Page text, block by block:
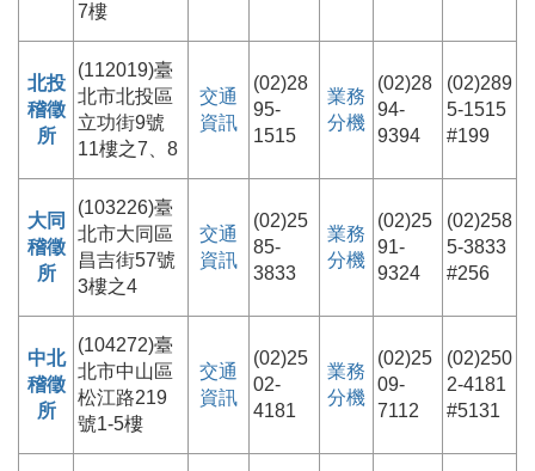
7樓
北投
稽徵
所
(112019)臺
北市北投區
立功街9號
11樓之7、8
交通
資訊
(02)28
95-
1515
業務
分機
(02)28
94-
9394
(02)289
5-1515
#199
大同
稽徵
所
(103226)臺
北市大同區
昌吉街57號
3樓之4
交通
資訊
(02)25
85-
3833
業務
分機
(02)25
91-
9324
(02)258
5-3833
#256
中北
稽徵
所
(104272)臺
北市中山區
松江路219
號1-5樓
交通
資訊
(02)25
02-
4181
業務
分機
(02)25
09-
7112
(02)250
2-4181
#5131